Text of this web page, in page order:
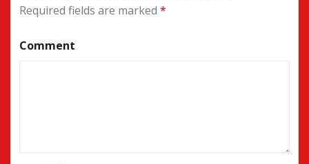
Required fields are marked *
Comment